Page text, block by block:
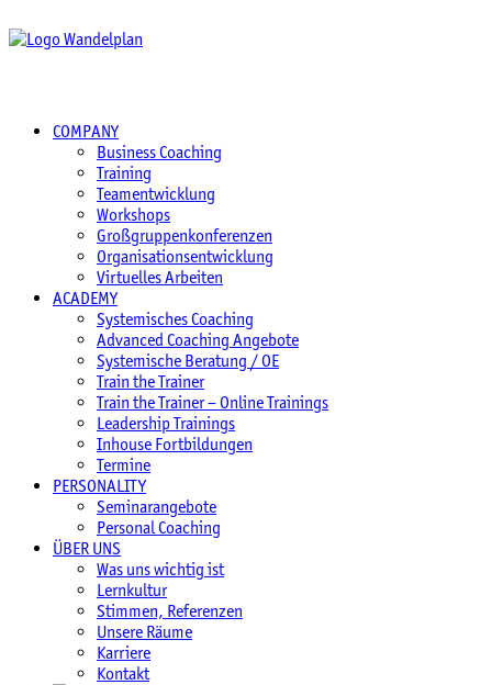
COMPANY
Business Coaching
Training
Teamentwicklung
Workshops
Großgruppenkonferenzen
Organisationsentwicklung
Virtuelles Arbeiten
ACADEMY
Systemisches Coaching
Advanced Coaching Angebote
Systemische Beratung / OE
Train the Trainer
Train the Trainer – Online Trainings
Leadership Trainings
Inhouse Fortbildungen
Termine
PERSONALITY
Seminarangebote
Personal Coaching
ÜBER UNS
Was uns wichtig ist
Lernkultur
Stimmen, Referenzen
Unsere Räume
Karriere
Kontakt